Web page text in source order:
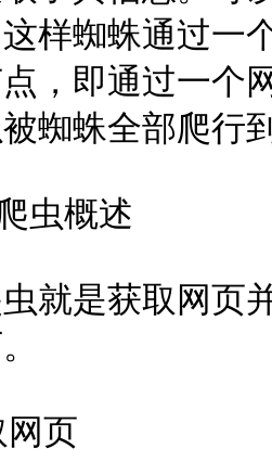
样蜘蛛通过一
，即通过一个
蜘蛛全部爬行
虫概述
就是获取网页
页